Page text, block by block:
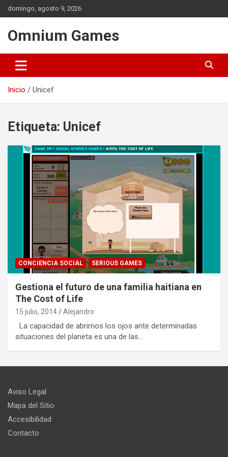
Saltar
al
domingo, agosto 9, 2026
Omnium Games
Inicio Unicef
Etiqueta: Unicef
CONCIENCIA SOCIAL SERIOUS GAMES
Gestiona el futuro de una familia haitiana en
The Cost of Life
15 julio, 2014 Alejandro
La capacidad de abrirnos los ojos ante determinadas
situaciones del planeta es una de las…
Aviso Legal
Mapa del Sitio
Accesibilidad
Contacto